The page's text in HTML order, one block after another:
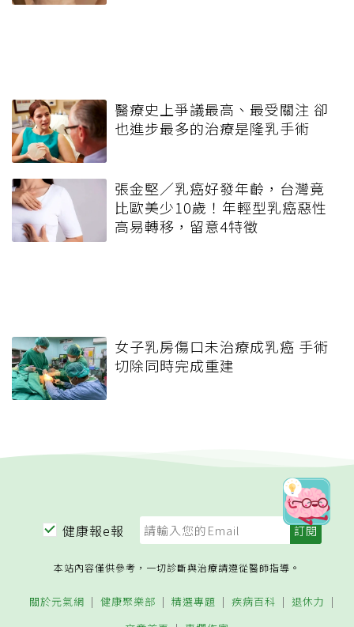
醫療史上爭議最高、最受關注 卻
也進步最多的治療是隆乳手術
張金堅／乳癌好發年齡，台灣竟
比歐美少10歲！年輕型乳癌惡性
高易轉移，留意4特徵
女子乳房傷口未治療成乳癌 手術
切除同時完成重建
健康報e報
本站內容僅供參考，一切診斷與治療請遵從醫師指導。
關於元氣網 健康聚樂部 精選專題 疾病百科
退休力